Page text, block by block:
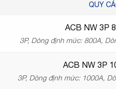
QUY
ACB NW 3P
3P, Dòng định mức: 800A,
ACB NW 3P
3P, Dòng định mức: 1000A,